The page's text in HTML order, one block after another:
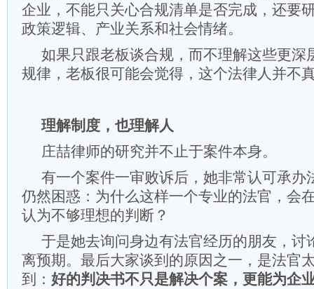
企业，不能只关心合规清单是否完成，还要
政策逻辑、产业关系和社会情绪。
如果只跟老板谈合规，而不理解这些更深
规律，老板很可能会觉得，这个法律人并不
理解制度，也理解人
庄喆律师的研究并不止于案件本身。
有一个案件一审败诉后，她非常认可承办
仍然困惑：为什么这样一个专业的法官，会
认为不够理想的判断？
于是她去询问身边有法官经历的朋友，讨
离预期。最后大家谈到的原因之一，是法官
到： 好的判决书不只是解决个案，更能为企